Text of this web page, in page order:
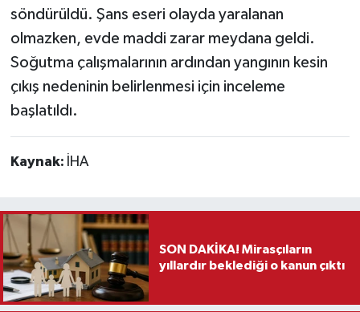
söndürüldü. Şans eseri olayda yaralanan
olmazken, evde maddi zarar meydana geldi.
Soğutma çalışmalarının ardından yangının kesin
çıkış nedeninin belirlenmesi için inceleme
başlatıldı.
Kaynak: İHA
SON DAKİKA! Mirasçıların
yıllardır beklediği o kanun çıktı